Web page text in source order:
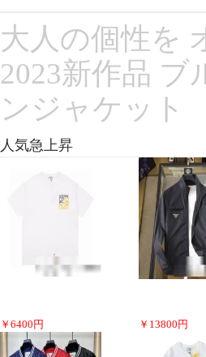
大人の個性を
2023新作品
ンジャケット
人気急上昇
￥ 6400 円 ￥ 13800 円